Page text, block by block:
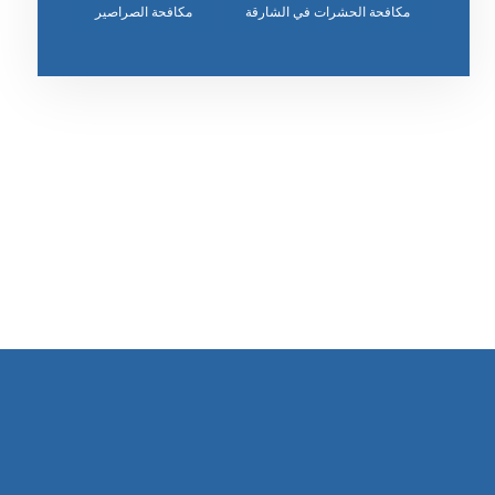
مكافحة الحشرات في الشارقة مكافحة الصراصير